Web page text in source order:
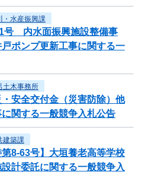
・水産振興課
号 内水面振興施設整備事
ポンプ更新工事に関する一
土木事務所
安全交付金（災害防除）他
関する一般競争入札公告
建築課
第8-63号】大垣養老高等学校
計委託に関する一般競争入